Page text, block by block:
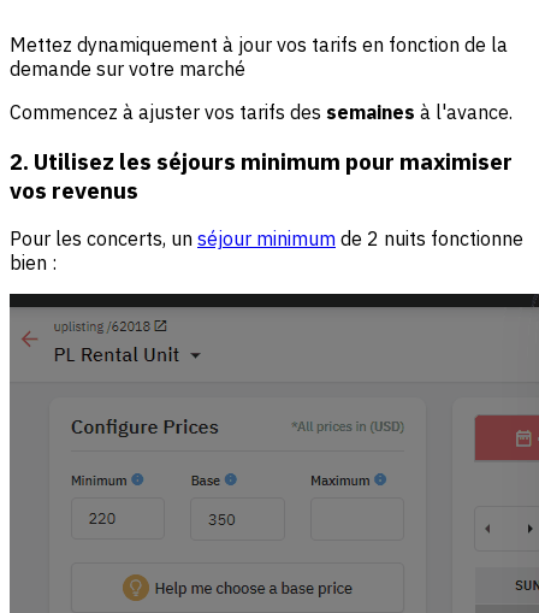
Mettez dynamiquement à jour vos tarifs en fonction de la
demande sur votre marché
Commencez à ajuster vos tarifs des semaines à l'avance.
2. Utilisez les séjours minimum pour maximiser
vos revenus
Pour les concerts, un séjour minimum de 2 nuits fonctionne
bien :